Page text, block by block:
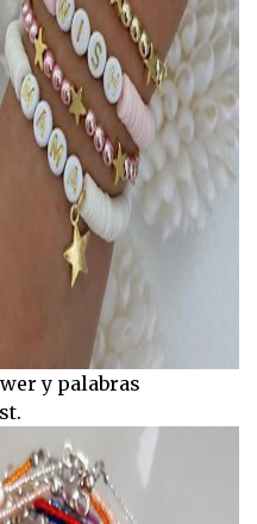
y palabras